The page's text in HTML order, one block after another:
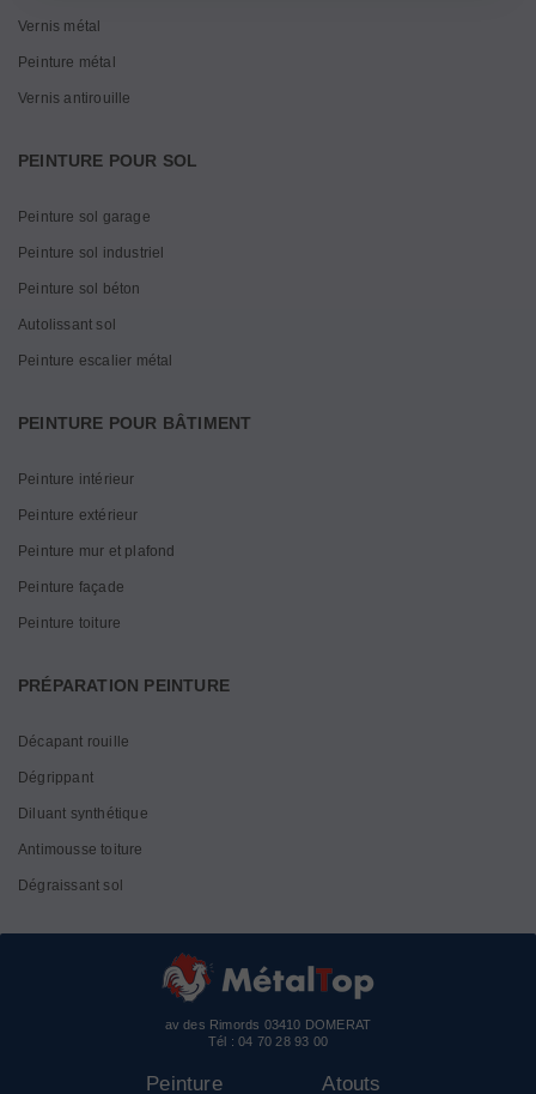
Vernis métal
Peinture métal
Vernis antirouille
PEINTURE POUR SOL
Peinture sol garage
Peinture sol industriel
Peinture sol béton
Autolissant sol
Peinture escalier métal
PEINTURE POUR BÂTIMENT
Peinture intérieur
Peinture extérieur
Peinture mur et plafond
Peinture façade
Peinture toiture
PRÉPARATION PEINTURE
Décapant rouille
Dégrippant
Diluant synthétique
Antimousse toiture
Dégraissant sol
av des Rimords 03410 DOMERAT
Tél :04 70 28 93 00
Peinture Atouts